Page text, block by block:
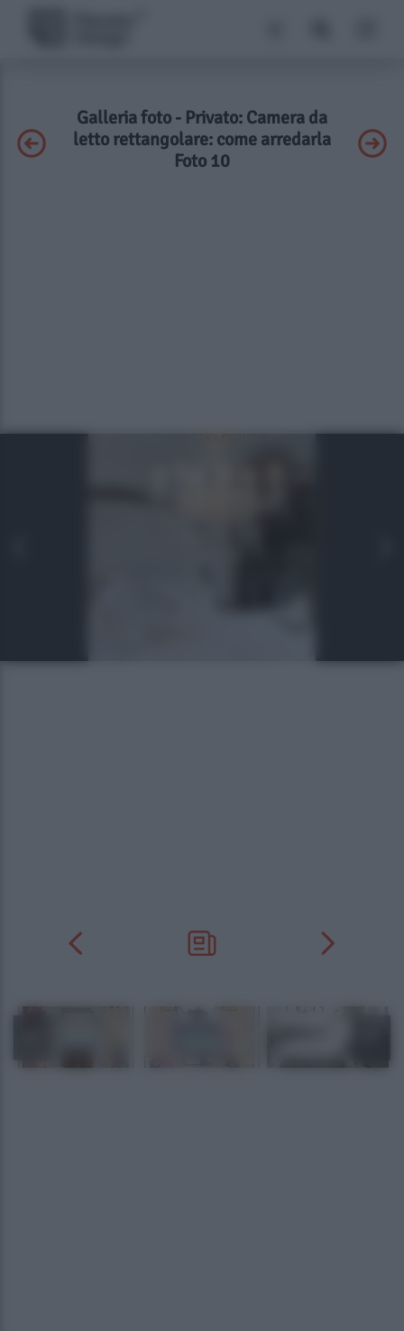
Galleria foto - Privato: Camera da
letto rettangolare: come arredarla
Foto 10